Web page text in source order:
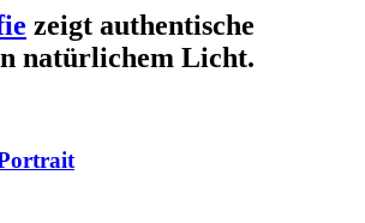
zeigt authentische
natürlichem Licht.